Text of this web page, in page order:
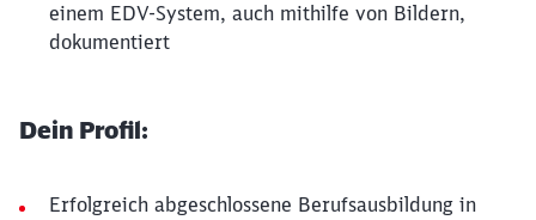
einem EDV-System, auch mithilfe von Bildern,
dokumentiert
Dein Profil:
Erfolgreich abgeschlossene Berufsausbildung in